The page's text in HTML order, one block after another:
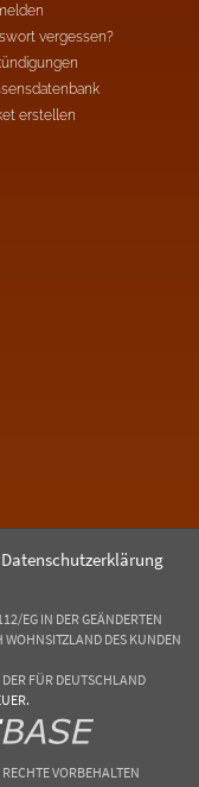
vergessen?
erstellen
Datenschutzerklärung
EG IN DER GEÄNDERTEN
DES KUNDEN
FÜR DEUTSCHLAND
VORBEHALTEN